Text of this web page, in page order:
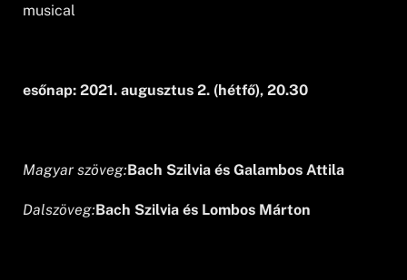
musical
esőnap: 2021. augusztus 2. (hétfő), 20.30
Magyar szöveg:Bach Szilvia és Galambos Attila
Dalszöveg:Bach Szilvia és Lombos Márton